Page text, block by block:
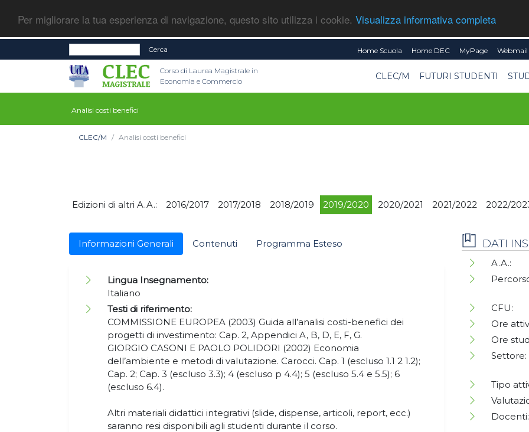
Per migliorare la tua esperienza di navigazione, questo sito utilizza i cookie. Visualizza informativa completa
Cerca Home Scuola Home DEC MyPage Webmail
Corso di Laurea Magistrale in
Economia e Commercio
CLEC/M FUTURI STUDENTI
Analisi costi benefici
CLEC/M Analisi costi benefici
Edizioni di altri A.A.: 2016/2017 2017/2018 2018/2019 2019/2020 2020/2021 2021/2022 2022/
Informazioni Generali Contenuti Programma Esteso
Lingua Insegnamento:
Italiano
Testi di riferimento:
COMMISSIONE EUROPEA (2003) Guida all’analisi costi-benefici dei
progetti di investimento: Cap. 2, Appendici A, B, D, E, F, G.
GIORGIO CASONI E PAOLO POLIDORI (2002) Economia
dell’ambiente e metodi di valutazione. Carocci. Cap. 1 (escluso 1.1 2 1.2);
Cap. 2; Cap. 3 (escluso 3.3); 4 (escluso p 4.4); 5 (escluso 5.4 e 5.5); 6
(escluso 6.4).
Altri materiali didattici integrativi (slide, dispense, articoli, report, ecc.)
saranno resi disponibili agli studenti durante il corso.
DATI
A.A.:
CFU:
Ore
Ore
Settore:
Tipo
Docenti: